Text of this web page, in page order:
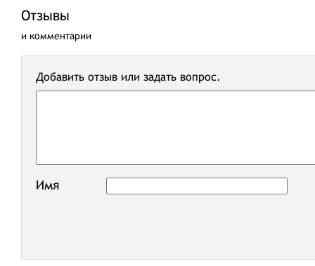
Отзывы
и комментарии
Добавить отзыв или задать вопрос.
Имя